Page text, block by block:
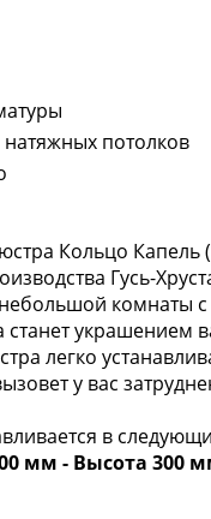
потолков
Кольцо
Гусь-
комнаты
станет украшением
легко
у вас
в
мм - Высота 300